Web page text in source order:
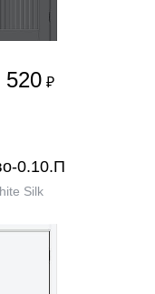
520 ₽
0.10.П
Silk